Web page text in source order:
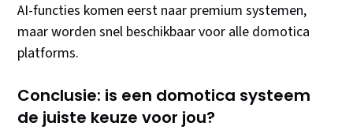
AI-functies komen eerst naar premium systemen,
maar worden snel beschikbaar voor alle domotica
platforms.
Conclusie: is een domotica systeem
de juiste keuze voor jou?